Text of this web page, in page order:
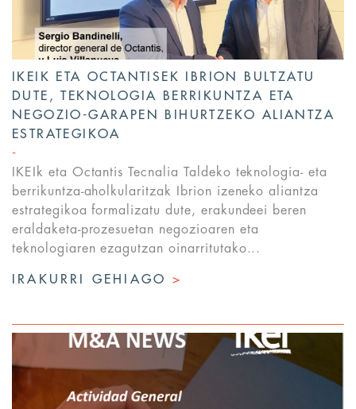
IKEIK ETA OCTANTISEK IBRION BULTZATU
DUTE, TEKNOLOGIA BERRIKUNTZA ETA
NEGOZIO-GARAPEN BIHURTZEKO ALIANTZA
ESTRATEGIKOA
IKEIk eta Octantis Tecnalia Taldeko teknologia- eta
berrikuntza-aholkularitzak Ibrion izeneko aliantza
estrategikoa formalizatu dute, erakundeei beren
eraldaketa-prozesuetan negozioaren eta
teknologiaren ezagutzan oinarritutako...
IRAKURRI GEHIAGO>